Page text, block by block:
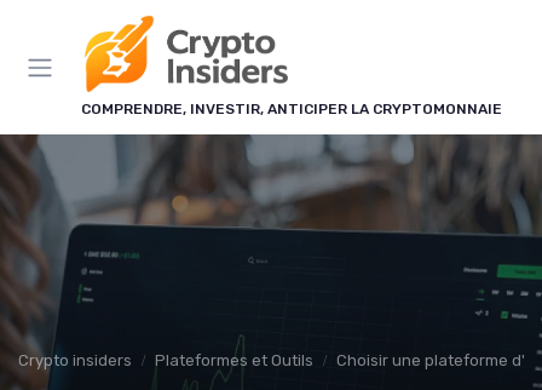
COMPRENDRE, INVESTIR, ANTICIPER LA CRYPTOMONNAIE
Crypto insiders Plateformes et Outils Choisir une plateforme
Panneau de gestion des cookies